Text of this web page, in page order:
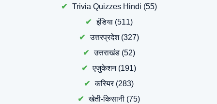
Trivia Quizzes Hindi (55)
इंडिया(511)
उत्तरप्रदेश(327)
उत्तराखंड(52)
एजुकेशन(191)
करियर(283)
खेती-किसानी (75)